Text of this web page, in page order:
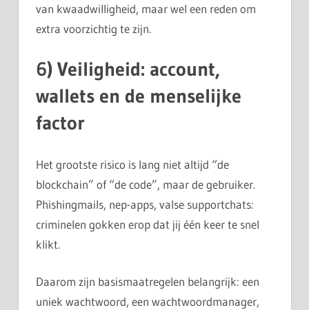
van kwaadwilligheid, maar wel een reden om
extra voorzichtig te zijn.
6) Veiligheid: account,
wallets en de menselijke
factor
Het grootste risico is lang niet altijd “de
blockchain” of “de code”, maar de gebruiker.
Phishingmails, nep-apps, valse supportchats:
criminelen gokken erop dat jij één keer te snel
klikt.
Daarom zijn basismaatregelen belangrijk: een
uniek wachtwoord, een wachtwoordmanager,